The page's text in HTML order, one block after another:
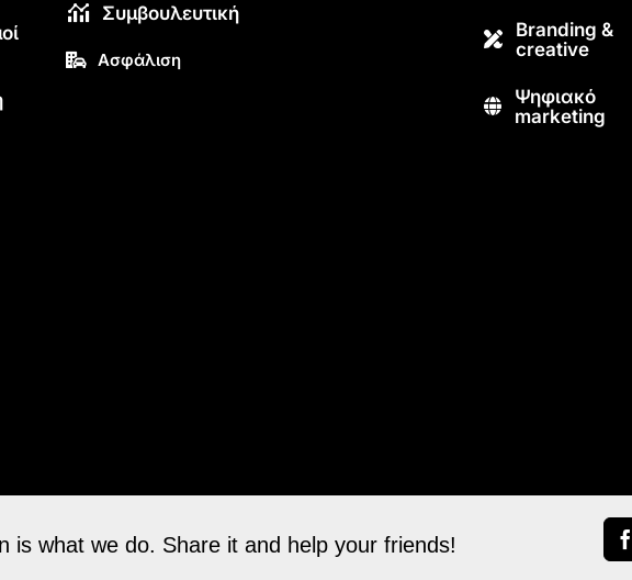
Συμβουλευτική
Ασφάλιση
Branding &
creative
Ψηφιακό
marketing
is what we do. Share it and help your friends!